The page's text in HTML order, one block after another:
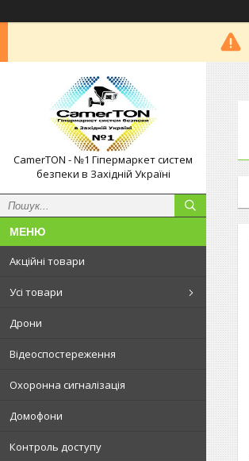
CamerTON - №1 Гіпермаркет систем
безпеки в Західній Україні
Акційні товари
Усі товари
Дрони
Відеоспостереження
Охоронна сигналізація
Домофони
Контроль доступу